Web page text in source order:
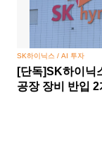
SK하이닉스 / AI 투자
[단독]SK하이닉
공장 장비 반입 2